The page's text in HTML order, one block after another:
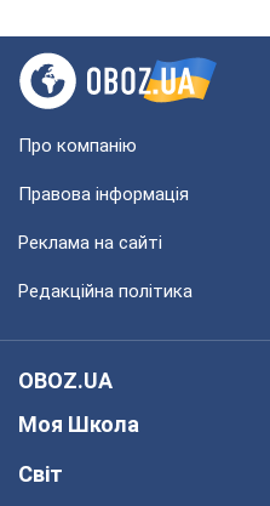
Про компанію
Правова інформація
Реклама на сайті
Редакційна політика
OBOZ.UA
Моя Школа
Світ